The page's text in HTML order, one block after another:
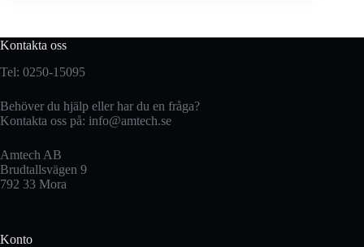
Kontakta oss
Tel: 0250-15095
Behöver du hjälp eller har du en fråga?
Kontakta oss på: info@amtech.se
Amtech AB
Brudtallsvägen 9
792 33 Mora
Konto